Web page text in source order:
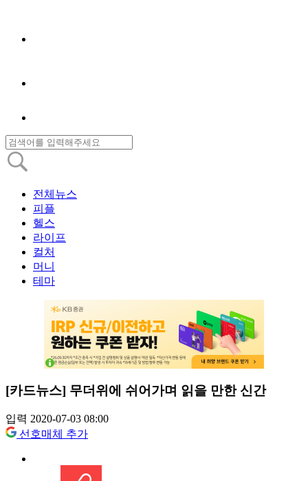
전체뉴스
피플
헬스
라이프
컬처
머니
테마
[카드뉴스] 무더위에 쉬어가며 읽을 만한 신간
입력 2020-07-03 08:00
선호매체 추가